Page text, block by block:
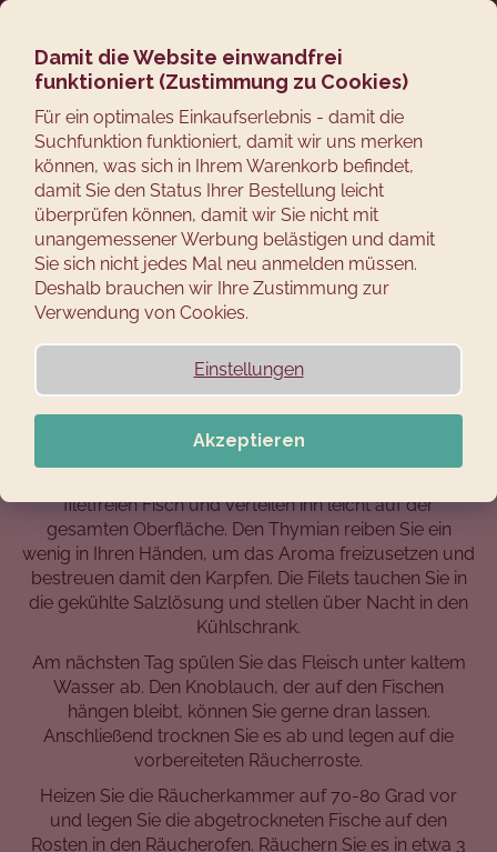
Damit die Website einwandfrei
funktioniert (Zustimmung zu Cookies)
Für ein optimales Einkaufserlebnis - damit die
Suchfunktion funktioniert, damit wir uns merken
können, was sich in Ihrem Warenkorb befindet,
damit Sie den Status Ihrer Bestellung leicht
überprüfen können, damit wir Sie nicht mit
unangemessener Werbung belästigen und damit
Sie sich nicht jedes Mal neu anmelden müssen.
Deshalb brauchen wir Ihre Zustimmung zur
Verwendung von Cookies.
Einstellungen
Akzeptieren
Zum
springen
PULIERTER KARPFEN
GERÄUCHERT
Seid gegrüßt meine adeligen Gäste! Bevor Sie einen
geangelten Karpfen zubereiten werden, dann
überlegen Sie sich genau, wie Sie ihn gerne essen
möchten. Ich habe für Sie ein sicheres Rezept, das
Ihnen bestimmt gelingen und schmecken wird.
Sie benötigen ca. 600 g gekühlte Karpfenfilets
(idealerweise ohne Greten), 150 – 200 g Meersalz, 6
Knoblauchzehen und frischen Thymian.
lieber salzigeren Fisch mögen, verwenden Sie 200 g für
die gleiche Wassermenge. Drücken Sie die
filetfreien Fisch und verteilen ihn leicht auf der
gesamten Oberfläche. Den Thymian reiben Sie ein
wenig in Ihren Händen, um das Aroma freizusetzen und
bestreuen damit den Karpfen. Die Filets tauchen Sie in
die gekühlte Salzlösung und stellen über Nacht in den
Kühlschrank.
Am nächsten Tag spülen Sie das Fleisch unter kaltem
Wasser ab. Den Knoblauch, der auf den Fischen
hängen bleibt, können Sie gerne dran lassen.
Anschließend trocknen Sie es ab und legen auf die
vorbereiteten Räucherroste.
Heizen Sie die Räucherkammer auf 70-80 Grad vor
und legen Sie die abgetrockneten Fische auf den
Rosten in den Räucherofen. Räuchern Sie es in etwa 3
Zurück
zum
W
a
u
c
h
e
n
S
?
SUCHEN